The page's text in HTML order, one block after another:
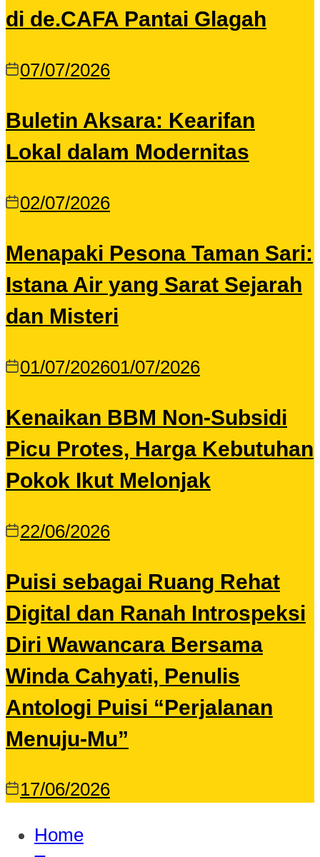
di de.CAFA Pantai Glagah
07/07/2026
Buletin Aksara: Kearifan
Lokal dalam Modernitas
02/07/2026
Menapaki Pesona Taman Sari:
Istana Air yang Sarat Sejarah
dan Misteri
01/07/202601/07/2026
Kenaikan BBM Non-Subsidi
Picu Protes, Harga Kebutuhan
Pokok Ikut Melonjak
22/06/2026
Puisi sebagai Ruang Rehat
Digital dan Ranah Introspeksi
Diri Wawancara Bersama
Winda Cahyati, Penulis
Antologi Puisi “Perjalanan
Menuju-Mu”
17/06/2026
Home